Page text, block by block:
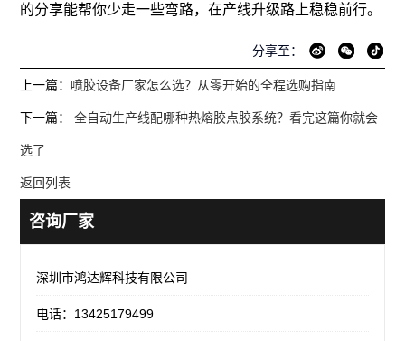
的分享能帮你少走一些弯路，在产线升级路上稳稳前行。
分享至：
上一篇： 喷胶设备厂家怎么选？从零开始的全程选购指南
下一篇：全自动生产线配哪种热熔胶点胶系统？看完这篇你就会
选了
返回列表
咨询厂家
深圳市鸿达辉科技有限公司
电话：13425179499